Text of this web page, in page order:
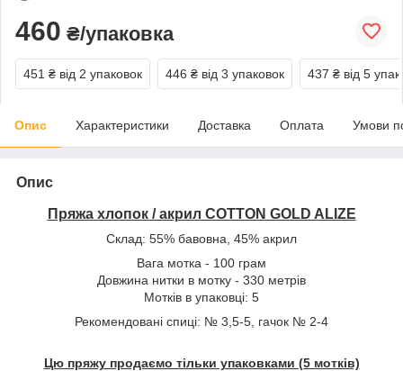
460 ₴/упаковка
451 ₴ від 2 упаковок 446 ₴ від 3 упаковок 437 ₴ від 5
Опис Характеристики Доставка Оплата Умови
Опис
Пряжа хлопок / акрил COTTON GOLD ALIZE
Склад: 55% бавовна, 45% акрил
Вага мотка - 100 грам
Довжина нитки в мотку - 330 метрів
Мотків в упаковці: 5
Рекомендовані спиці: № 3,5-5, гачок № 2-4
Цю пряжу продаємо тільки упаковками (5 мотків)